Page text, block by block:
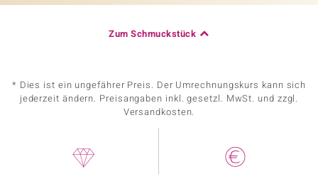
Zum Schmuckstück
* Dies ist ein ungefährer Preis. Der Umrechnungskurs kann sich
jederzeit ändern. Preisangaben inkl. gesetzl. MwSt. und zzgl.
Versandkosten.